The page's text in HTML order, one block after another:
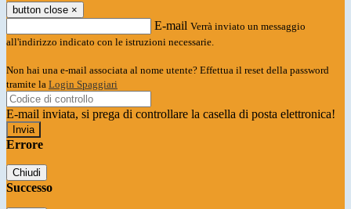
button close ×
E-mail Verrà inviato un messaggio
all'indirizzo indicato con le istruzioni necessarie.
Non hai una e-mail associata al nome utente? Effettua il reset della password
tramite la Login Spaggiari
E-mail inviata, si prega di controllare la casella di posta elettronica!
Errore
Chiudi
Successo